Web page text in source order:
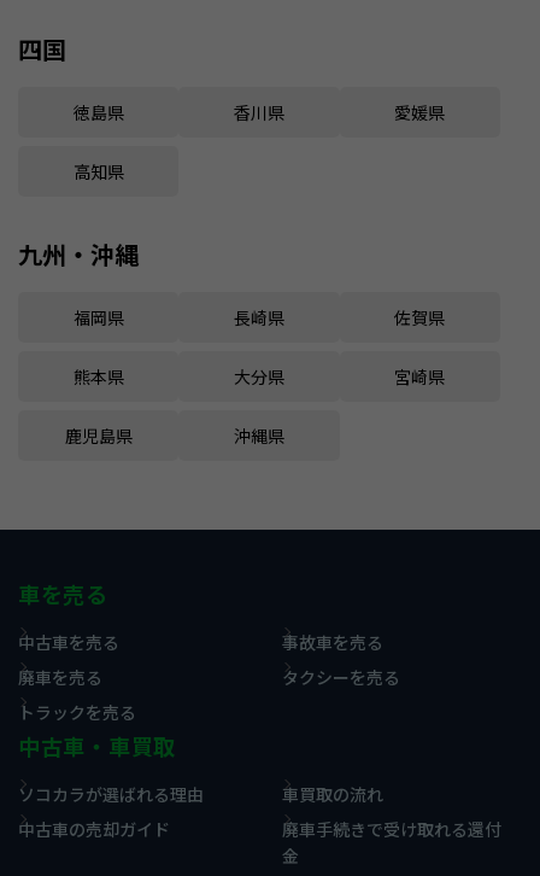
四国
徳島県 香川県 愛媛県
高知県
九州・沖縄
福岡県 長崎県 佐賀県
熊本県 大分県 宮崎県
鹿児島県 沖縄県
車を売る
中古車を売る
事故車を売る
廃車を売る
タクシーを売る
トラックを売る
中古車・車買取
ソコカラが選ばれる理由
車買取の流れ
中古車の売却ガイド
廃車手続きで受け取れる還付
金